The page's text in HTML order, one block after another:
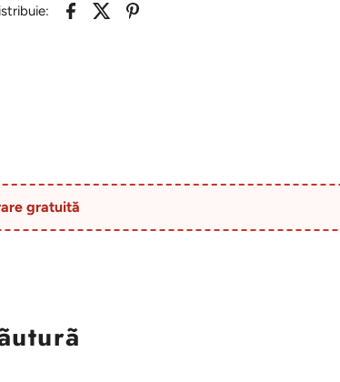
gratuită